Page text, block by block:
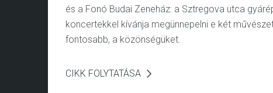
és a Fonó Budai Zeneház: a Sztregova utca
koncertekkel kívánja megünnepelni e két
fontosabb, a közönségüket.
CIKK FOLYTATÁSA